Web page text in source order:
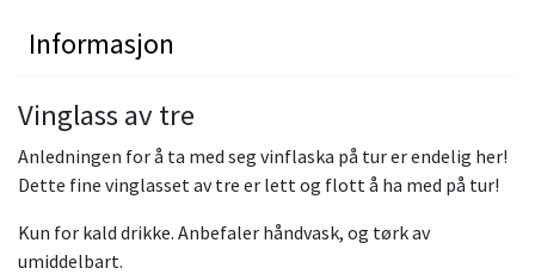
Informasjon
Vinglass av tre
Anledningen for å ta med seg vinflaska på tur er endelig her!
Dette fine vinglasset av tre er lett og flott å ha med på tur!
Kun for kald drikke. Anbefaler håndvask, og tørk av
umiddelbart.